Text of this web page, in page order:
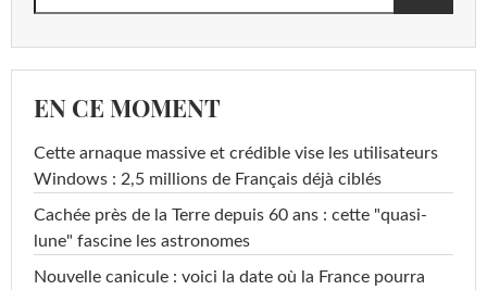
EN CE MOMENT
Cette arnaque massive et crédible vise les utilisateurs
Windows : 2,5 millions de Français déjà ciblés
Cachée près de la Terre depuis 60 ans : cette "quasi-
lune" fascine les astronomes
Nouvelle canicule : voici la date où la France pourra